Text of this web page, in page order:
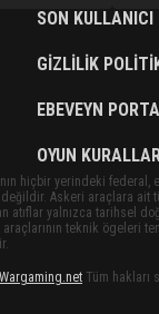
SON
GIZLILIK
EBEVEYN
OYUN
hiçbir yerindeki federal,
Askeri araçlara ait
atıflar yalnızca tarihsel
araçlarının teknik ögeleri
Wargaming.net Tüm hakları